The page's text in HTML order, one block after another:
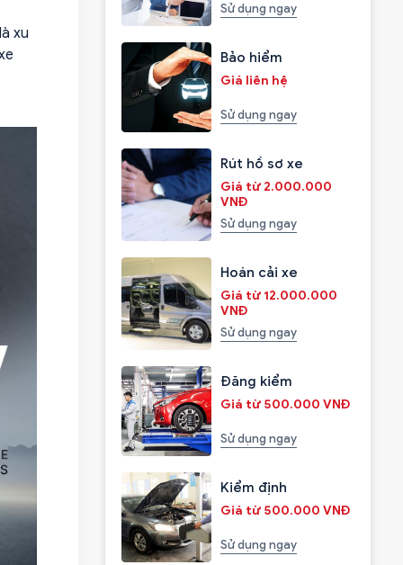
xu
Sử dụng ngay
Bảo hiểm
Giá liên hệ
Sử dụng ngay
Rút hồ sơ xe
Giá từ 2.000.000
VNĐ
Sử dụng ngay
Hoán cải xe
Giá từ 12.000.000
VNĐ
Sử dụng ngay
Đăng kiểm
Giá từ 500.000 VNĐ
Sử dụng ngay
Kiểm định
Giá từ 500.000 VNĐ
Sử dụng ngay